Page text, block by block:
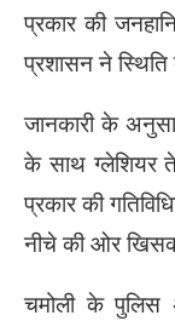
प्रकार की
प्रशासन ने स्थिति
जानकारी के
के साथ ग्लेशियर
प्रकार की
नीचे की ओर
चमोली के पुलिस